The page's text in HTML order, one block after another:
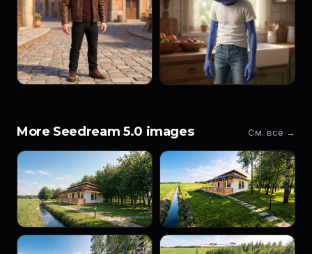
More Seedream 5.0 images См. все →